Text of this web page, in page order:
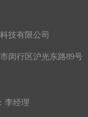
技有限公司
闵行区沪光东路89号
李经理